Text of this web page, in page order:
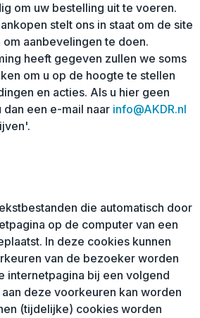
om uw bestelling uit te voeren.
stelt ons in staat om de site
aanbevelingen te doen.
heeft gegeven zullen we soms
om u op de hoogte te stellen
en acties. Als u hier geen
een e-mail naar info@AKDR.nl
die automatisch door
op de computer van een
In deze cookies kunnen
van de bezoeker worden
internetpagina bij een volgend
deze voorkeuren kan worden
(tijdelijke) cookies worden